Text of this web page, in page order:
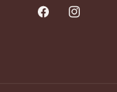
FacebookInstagram